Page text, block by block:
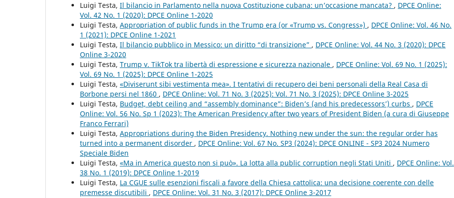
Luigi Testa, Il bilancio in Parlamento nella nuova Costituzione cubana: un’occasione mancata? , DPCE Online:
Vol. 42 No. 1 (2020): DPCE Online 1-2020
Luigi Testa, Appropriation of public funds in the Trump era (or «Trump vs. Congress») , DPCE Online: Vol. 46 No.
1 (2021): DPCE Online 1-2021
Luigi Testa, Il bilancio pubblico in Messico: un diritto “di transizione” , DPCE Online: Vol. 44 No. 3 (2020): DPCE
Online 3-2020
Luigi Testa, Trump v. TikTok tra libertà di espressione e sicurezza nazionale , DPCE Online: Vol. 69 No. 1 (2025):
Vol. 69 No. 1 (2025): DPCE Online 1-2025
Luigi Testa, «Diviserunt sibi vestimenta mea». I tentativi di recupero dei beni personali della Real Casa di
Borbone persi nel 1860 , DPCE Online: Vol. 71 No. 3 (2025): Vol. 71 No. 3 (2025): DPCE Online 3-2025
Luigi Testa, Budget, debt ceiling and “assembly dominance”: Biden’s (and his predecessors’) curbs , DPCE
Online: Vol. 56 No. Sp 1 (2023): The American Presidency after two years of President Biden (a cura di Giuseppe
Franco Ferrari)
Luigi Testa, Appropriations during the Biden Presidency. Nothing new under the sun: the regular order has
turned into a permanent disorder , DPCE Online: Vol. 67 No. SP3 (2024): DPCE ONLINE - SP3 2024 Numero
Speciale Biden
Luigi Testa, «Ma in America questo non si può». La lotta alla public corruption negli Stati Uniti , DPCE Online: Vol.
38 No. 1 (2019): DPCE Online 1-2019
Luigi Testa, La CGUE sulle esenzioni fiscali a favore della Chiesa cattolica: una decisione coerente con delle
premesse discutibili , DPCE Online: Vol. 31 No. 3 (2017): DPCE Online 3-2017